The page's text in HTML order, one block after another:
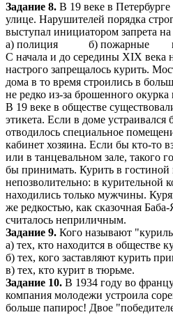
Задание 8. В 19 веке в
улице. Нарушителей порядка
выступал инициатором запрета
а) полиция б) пожарные в)
С начала и до середины XIX века
настрого запрещалось курить.
дома в то время строились в
не редко из-за брошенного
В 19 веке в обществе
этикета. Если в доме
отводилось специальное
кабинет хозяина. Если бы кто-то
или в танцевальном зале, такого
бы принимать. Курить в
непозволительно: в курительной
находились только мужчины.
же редкостью, как сказочная
считалось неприличным.
Задание 9. Кого называют
а) тех, кто находится в обществе
б) тех, кого заставляют курить
в) тех, кто курит в тюрьме.
Задание 10. В 1934 году во
компания молодежи устроила
больше папирос! Двое